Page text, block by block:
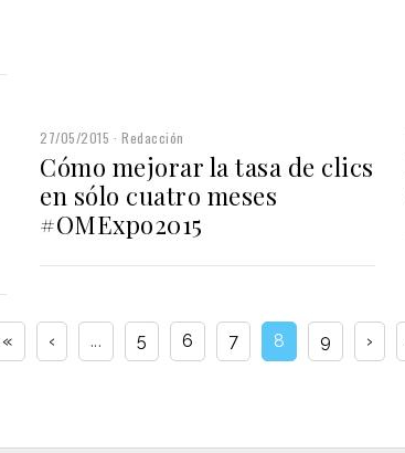
27/05/2015 Redacción
Cómo mejorar la tasa de clics
en sólo cuatro meses
#OMExpo2015
« ‹ ... 5 6 7 8 9 ›